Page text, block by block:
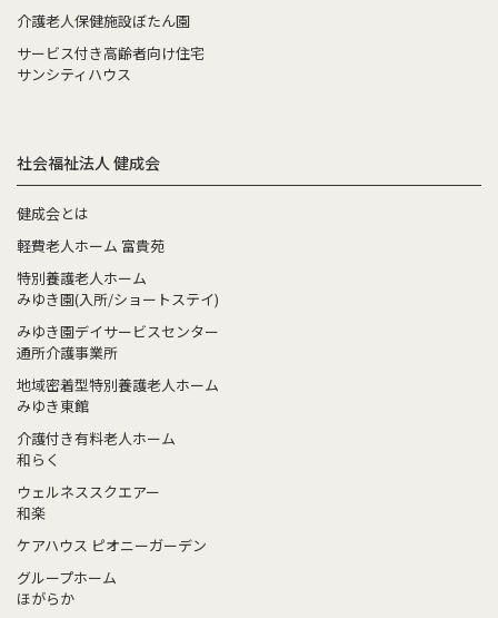
介護老人保健施設ぼたん園
サービス付き高齢者向け住宅
サンシティハウス
社会福祉法人 健成会
健成会とは
軽費老人ホーム 富貴苑
特別養護老人ホーム
みゆき園(入所/ショートステイ)
みゆき園デイサービスセンター
通所介護事業所
地域密着型特別養護老人ホーム
みゆき東館
介護付き有料老人ホーム
和らく
ウェルネススクエアー
和楽
ケアハウス ピオニーガーデン
グループホーム
ほがらか